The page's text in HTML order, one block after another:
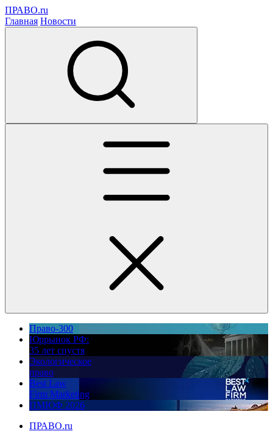
ПРАВО.ru
Главная Новости
Право-300
Юррынок РФ:
35 лет спустя
Экологическое
право
Best Law
Firm Marketing
ПМЮФ 2026
ПРАВО.ru